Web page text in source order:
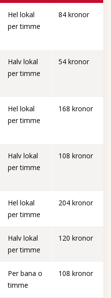
Hel lokal
per timme
84 kronor
Halv lokal
per timme
54 kronor
Hel lokal
per timme
168 kronor
Halv lokal
per timme
108 kronor
Hel lokal
per timme
204 kronor
Halv lokal
per timme
120 kronor
Per bana o
timme
108 kronor